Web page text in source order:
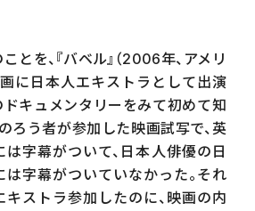
とを、『バベル』（2006年、アメリ
画に日本人エキストラとして出演
ドキュメンタリーをみて初めて知
ろう者が参加した映画試写で、英
字幕がついて、日本人俳優の日
字幕がついていなかった。それ
キストラ参加したのに、映画の内